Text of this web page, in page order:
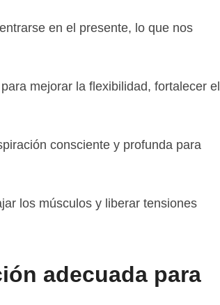
en el presente, lo que nos
mejorar la flexibilidad, fortalecer el
consciente y profunda para
los músculos y liberar tensiones
adecuada para